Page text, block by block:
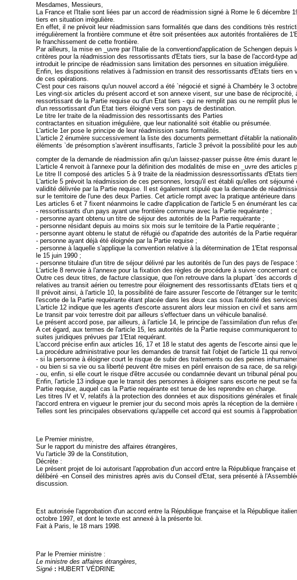
Mesdames, Messieurs,
La France et l'Italie sont liées par un accord de réadmission signé à Rome le 6
tiers en situation irrégulière.
En effet, il ne prévoit leur réadmission sans formalités que dans des conditions très
irrégulièrement la frontière commune et être soit présentées aux autorités frontalières de
le franchissement de cette frontière.
Par ailleurs, la mise en _uvre par l'Italie de la conventiond'application de Schengen
critères pour la réadmission des ressortissants d'Etats tiers, sur la base de l'accord-type
introduit le principe de réadmission sans limitation des personnes en situation irrégulière.
Enfin, les dispositions relatives à l'admission en transit des ressortissants d'Etats tiers
de ces opérations.
C'est pour ces raisons qu'un nouvel accord a été `négocié et signé à Chambéry le 3 octobre
Les vingt-six articles du présent accord et son annexe visent, sur une base de
ressortissant de la Partie requise ou d'un Etat tiers - qui ne remplit pas ou ne remplit plus
d'un ressortissant d'un Etat tiers éloigné vers son pays de destination.
Le titre Ier traite de la réadmission des ressortissants des Parties
contractantes en situation irrégulière, que leur nationalité soit établie ou présumée.
L'article 1er pose le principe de leur réadmission sans formalités.
L'article 2 énumère successivement la liste des documents permettant d'établir la
éléments `de présomption s'avèrent insuffisants, l'article 3 prévoit la possibilité pour les
compter de la demande de réadmission afin qu'un laissez-passer puisse être émis durant
L'article 4 renvoit à l'annexe pour la définition des modalités de mise en _uvre des articles
Le titre II composé des articles 5 à 9 traite de la réadmission desressortissants d'Etats
L'article 5 prévoit la réadmission de ces personnes, lorsqu'il est établi qu'elles ont
validité délivrée par la Partie requise. Il est également stipulé que la demande de
sur le territoire de l'une des deux Parties. Cet article rompt avec la pratique antérieure
Les articles 6 et 7 fixent néanmoins le cadre d'application de l'article 5 en énumérant les
- ressortissants d'un pays ayant une frontière commune avec la Partie requérante ;
- personne ayant obtenu un titre de séjour des autorités de la Partie requérante ;
- personne résidant depuis au moins six mois sur le territoire de la Partie requérante ;
- personne ayant obtenu le statut de réfugié ou d'apatride des autorités de la Partie
- personne ayant déjà été éloignée par la Partie requise ;
- personne à laquelle s'applique la convention relative à la détermination de 1'Etat
le 15 juin 1990 ;
- personne titulaire d'un titre de séjour délivré par les autorités de l'un des pays de l'espace
L'article 8 renvoie à l'annexe pour la fixation des règles de procédure à suivre concernant
Outre ces deux titres, de facture classique, que l'on retrouve dans la plupart `des
relatives au transit aérien ou terrestre pour éloignement des ressortissants d'Etats tiers et
Il prévoit ainsi, à l'article 10, la possibilité de faire assurer l'escorte de l'étranger sur le
l'escorte de la Partie requérante étant placée dans les deux cas sous l'autorité des
L'article 12 indique que les agents d'escorte assurent alors leur mission en civil et sans
Le transit par voix terrestre doit par ailleurs s'effectuer dans un véhicule banalisé.
Le présent accord pose, par ailleurs, à l'article 14, le principe de l'assimilation d'un refus
A cet égard, aux termes de l'article 15, les autorités de la Partie requise
suites juridiques prévues par 1'Etat requérant.
L'accord précise enfin aux articles 16, 17 et 18 le statut des agents de l'escorte ainsi que
La procédure administrative pour les demandes de transit fait l'objet de l'article 11 qui
- si la personne à éloigner court le risque de subir des traitements ou des peines
- ou bien si sa vie ou sa liberté peuvent être mises en péril enraison de sa race, de sa
- ou, enfin, si elle court le risque d'être accusée ou condamnée devant un tribunal pénal
Enfin, l'article 13 indique que le transit des personnes à éloigner sans escorte ne peut se
Partie requise, auquel cas la Partie requérante est tenue de les reprendre en charge.
Les titres IV et V, relatifs à la protection des données et aux dispositions générales et
l'accord entrera en vigueur le premier jour du second mois après la réception de la
Telles sont les principales observations qu'appelle cet accord qui est soumis à
Le Premier ministre,
Sur le rapport du ministre des affaires étrangères,
Vu l'article 39 de la Constitution,
Décrète :
Le présent projet de loi autorisant l'approbation d'un accord entre la République française
délibéré -en Conseil des ministres après avis du Conseil d'Etat, sera présenté à
discussion.
Est autorisée l'approbation d'un accord entre la République française et la République
octobre 1997, et dont le texte est annexé à la présente loi.
Fait à Paris, le 18 mars 1998.
Par le Premier ministre :
Le ministre des affaires étrangères,
Signé : HUBERT VÉDRINE